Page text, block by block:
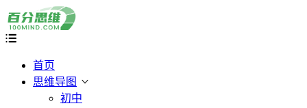
首页
思维导图
初中